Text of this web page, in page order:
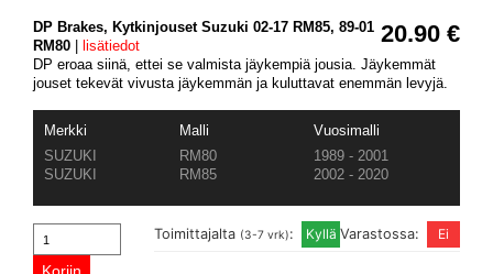
20.90 €
DP Brakes, Kytkinjouset Suzuki 02-17 RM85, 89-01
RM80
lisätiedot
DP eroaa siinä, ettei se valmista jäykempiä jousia. Jäykemmät
jouset tekevät vivusta jäykemmän ja kuluttavat enemmän levyjä.
Merkki Malli
Vuosimalli
SUZUKI
RM80
1989 - 2001
SUZUKI
RM85 2002 - 2020
Varastossa:
Toimittajalta (3-7 vrk):